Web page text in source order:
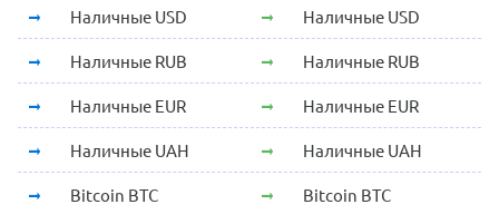
Наличные USD Наличные USD
Наличные RUB Наличные RUB
Наличные EUR Наличные EUR
Наличные UAH Наличные UAH
Bitcoin BTC Bitcoin BTC